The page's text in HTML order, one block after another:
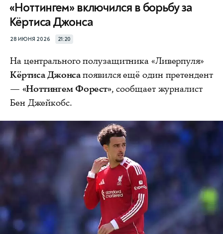
«Ноттингем» включился в борьбу за
Кёртиса Джонса
28 ИЮНЯ 2026 21:20
На центрального полузащитника «Ливерпуля»
Кёртиса Джонсапоявился ещё один претендент
— «Ноттингем Форест», сообщает журналист
Бен Джейкобс.